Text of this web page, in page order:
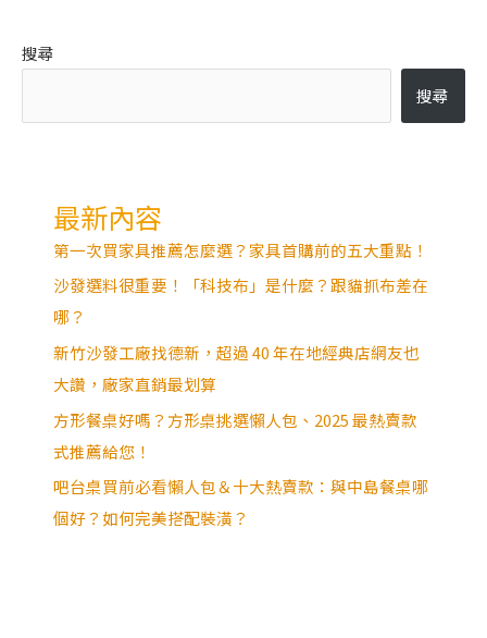
搜尋
搜尋
最新內容
第一次買家具推薦怎麼選？家具首購前的五大重點！
沙發選料很重要！「科技布」是什麼？跟貓抓布差在
哪？
新竹沙發工廠找德新，超過 40 年在地經典店網友也
大讚，廠家直銷最划算
方形餐桌好嗎？方形桌挑選懶人包、2025 最熱賣款
式推薦給您！
吧台桌買前必看懶人包＆十大熱賣款：與中島餐桌哪
個好？如何完美搭配裝潢？